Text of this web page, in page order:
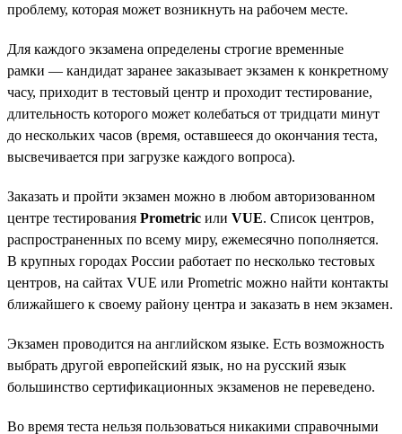
проблему, которая может возникнуть на рабочем месте.
Для каждого экзамена определены строгие временные
рамки — кандидат заранее заказывает экзамен к конкретному
часу, приходит в тестовый центр и проходит тестирование,
длительность которого может колебаться от тридцати минут
до нескольких часов (время, оставшееся до окончания теста,
высвечивается при загрузке каждого вопроса).
Заказать и пройти экзамен можно в любом авторизованном
центре тестирования Prometric или VUE. Список центров,
распространенных по всему миру, ежемесячно пополняется.
В крупных городах России работает по несколько тестовых
центров, на сайтах VUE или Prometric можно найти контакты
ближайшего к своему району центра и заказать в нем экзамен.
Экзамен проводится на английском языке. Есть возможность
выбрать другой европейский язык, но на русский язык
большинство сертификационных экзаменов не переведено.
Во время теста нельзя пользоваться никакими справочными